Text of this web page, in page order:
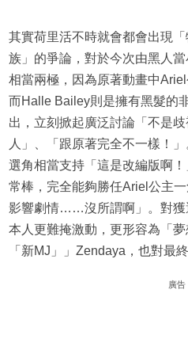
其實荷里活不時就會都會出現
族」的爭論，對於今次由黑人
相當兩極，因為原著動畫中
而Halle Bailey則是擁有黑髮的
出，立刻掀起廣泛討論「不是
人」、「跟原著完全不一樣！
選角相當支持「這是改編版啊
常棒，完全能夠勝任Ariel公主
影響劇情……沒所謂啊」。對獲
本人更難掩激動，更形容為「
「新MJ」」Zendaya，也對最
廣告